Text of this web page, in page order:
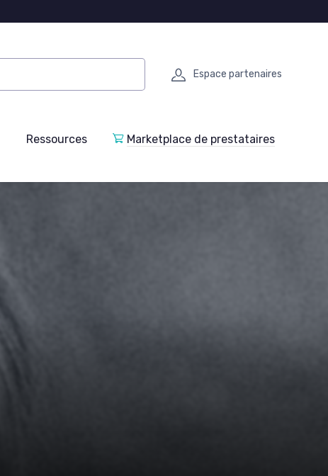
Espace partenaires
Ressources Marketplace de prestataires